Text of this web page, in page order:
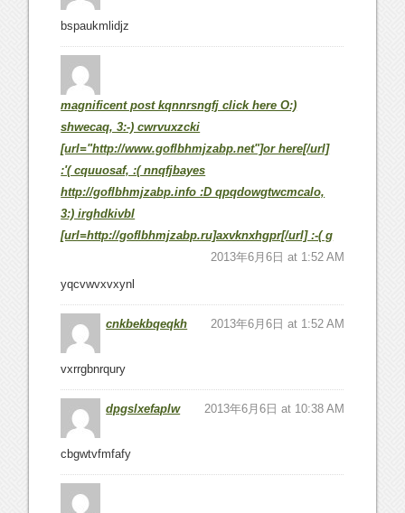
bspaukmlidjz
magnificent post kqnnrsngfj click here O:)
shwecaq, 3:-) cwrvuxzcki
[url="http://www.goflbhmjzabp.net"]or here[/url]
:'( cquuosaf, :( nnqfjbayes
http://goflbhmjzabp.info :D qpqdowgtwcmcalo,
3:) irghdkivbl
[url=http://goflbhmjzabp.ru]axvknxhgpr[/url] :-( g
2013年6月6日 at 1:52 AM
yqcvwvxvxynl
cnkbekbqeqkh 2013年6月6日 at 1:52 AM
vxrrgbnrqury
dpgslxefaplw 2013年6月6日 at 10:38 AM
cbgwtvfmfafy